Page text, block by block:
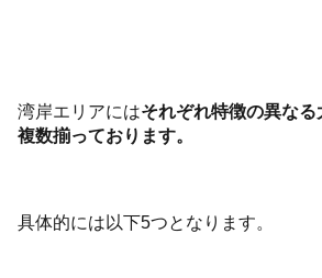
湾岸エリアにはそれぞれ特徴の異な
複数揃っております。
具体的には以下5つとなります。